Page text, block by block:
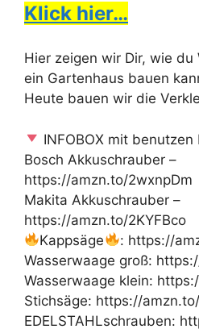
Klick hier…
Hier zeigen wir Dir, wie du
ein Gartenhaus bauen
Heute bauen wir die
INFOBOX mit benutzen
Bosch Akkuschrauber –
https://amzn.to/2wxnpDm
Makita Akkuschrauber –
https://amzn.to/2KYFBco
Kappsäge
: https://
Wasserwaage groß:
Wasserwaage klein:
Stichsäge: https://
EDELSTAHLschrauben: